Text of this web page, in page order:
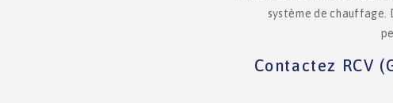
système de
Contactez RCV